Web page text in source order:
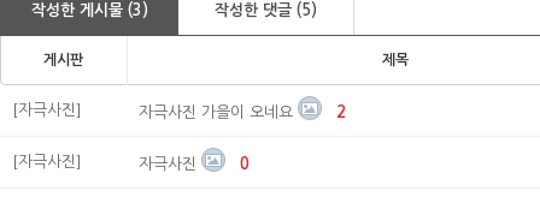
작성한 게시물 (3) 작성한 댓글 (5)
게시판 제목
[자극사진] 자극사진 가을이 오네요 2
[자극사진] 자극사진 0